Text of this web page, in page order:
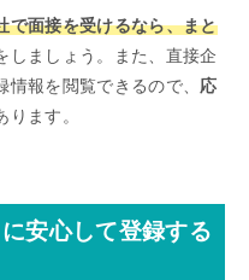
で面接を受けるなら、まと
しましょう。また、直接企
報を閲覧できるので、 応
ります。
安心して登録する